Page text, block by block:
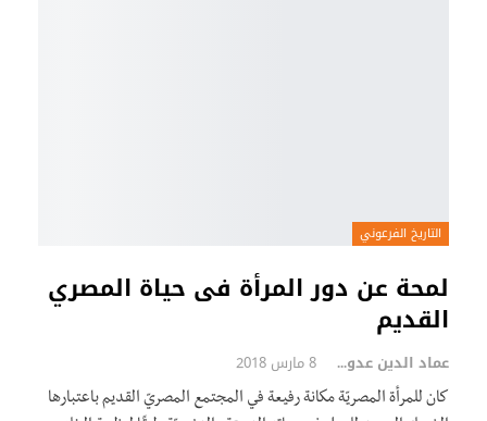
التاريخ الفرعوني
لمحة عن دور المرأة فى حياة المصري
القديم
عماد الدين عدوي 8 مارس 2018
كان للمرأة المصريّة مكانة رفيعة في المجتمع المصريّ القديم باعتبارها